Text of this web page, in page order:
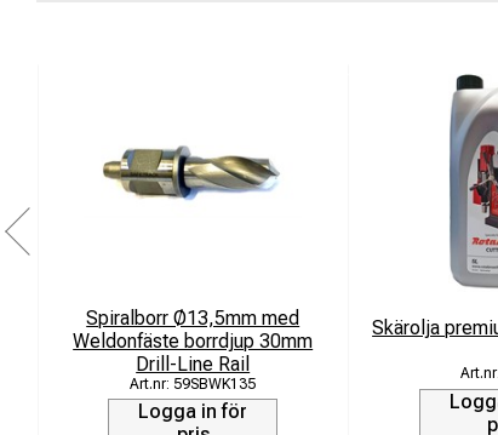
Spiralborr Ø13,5mm med
Weldonfäste borrdjup 30mm
Drill-Line Rail
59SBWK135
Logga in för
Skärolja